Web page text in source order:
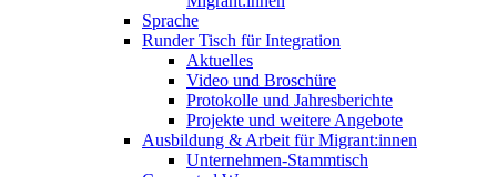
Sprache
Runder Tisch für Integration
Aktuelles
Video und Broschüre
Protokolle und Jahresberichte
Projekte und weitere Angebote
Ausbildung & Arbeit für Migrant:innen
Unternehmen-Stammtisch